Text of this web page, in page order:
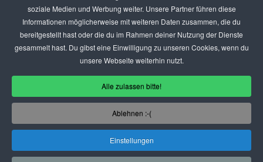
soziale Medien und Werbung weiter. Unsere Partner führen diese
Informationen möglicherweise mit weiteren Daten zusammen, die du
bereitgestellt hast oder die du im Rahmen deiner Nutzung der Dienste
gesammelt hast. Du gibst eine Einwilligung zu unseren Cookies, wenn du
unsere Webseite weiterhin nutzt.
Alle zulassen bitte!
Ablehnen :-(
Einstellungen
BEWERTET UNS
KONTAKT
DEIN LOKAL VORSTELLEN
USER